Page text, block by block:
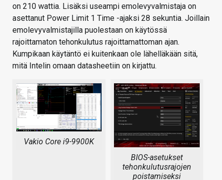
on 210 wattia. Lisäksi useampi emolevyvalmistaja on
asettanut Power Limit 1 Time -ajaksi 28 sekuntia. Joillain
emolevyvalmistajilla puolestaan on käytössä
rajoittamaton tehonkulutus rajoittamattoman ajan.
Kumpikaan käytäntö ei kuitenkaan ole lähelläkään sitä,
mitä Intelin omaan datasheetiin on kirjattu.
Vakio Core i9-9900K
BIOS-asetukset
tehonkulutusrajojen
poistamiseksi